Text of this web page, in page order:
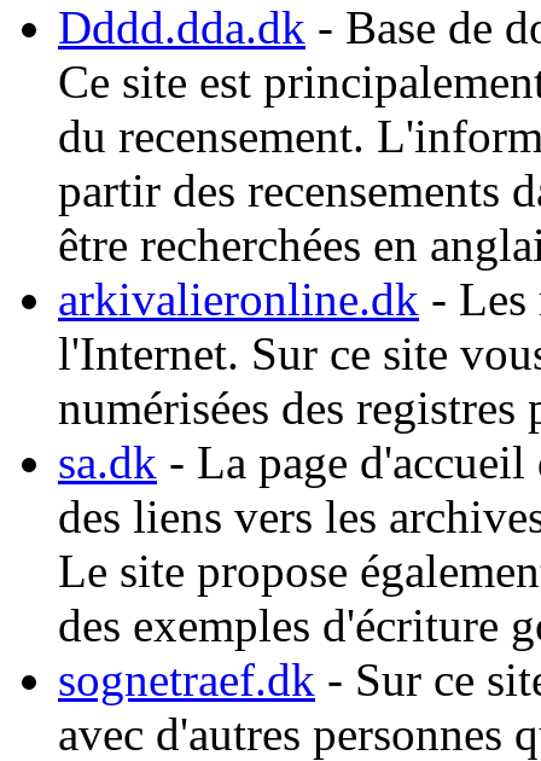
Dddd.dda.dk - Base de
Ce site est
du recensement.
partir des recensements
être recherchées en
arkivalieronline.dk - Les
l'Internet. Sur ce site
numérisées des registres
sa.dk - La page
des liens vers les
Le site propose
des exemples d'écriture
sognetraef.dk - Sur ce
avec d'autres personnes